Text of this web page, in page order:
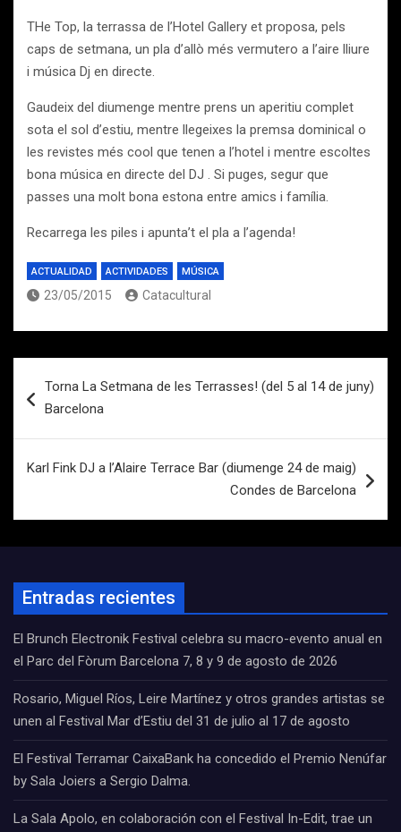
THe Top, la terrassa de l’Hotel Gallery et proposa, pels
caps de setmana, un pla d’allò més vermutero a l’aire lliure
i música Dj en directe.
Gaudeix del diumenge mentre prens un aperitiu complet
sota el sol d’estiu, mentre llegeixes la premsa dominical o
les revistes més cool que tenen a l’hotel i mentre escoltes
bona música en directe del DJ . Si puges, segur que
passes una molt bona estona entre amics i família.
Recarrega les piles i apunta’t el pla a l’agenda!
ACTUALIDAD ACTIVIDADES MÚSICA
23/05/2015 Catacultural
de
Torna La Setmana de les Terrasses! (del 5 al 14 de juny)
Barcelona
Karl Fink DJ a l’Alaire Terrace Bar (diumenge 24 de maig)
Condes de Barcelona
Entradas recientes
El Brunch Electronik Festival celebra su macro-evento anual en
el Parc del Fòrum Barcelona 7, 8 y 9 de agosto de 2026
Rosario, Miguel Ríos, Leire Martínez y otros grandes artistas se
unen al Festival Mar d’Estiu del 31 de julio al 17 de agosto
El Festival Terramar CaixaBank ha concedido el Premio Nenúfar
by Sala Joiers a Sergio Dalma.
La Sala Apolo, en colaboración con el Festival In-Edit, trae un